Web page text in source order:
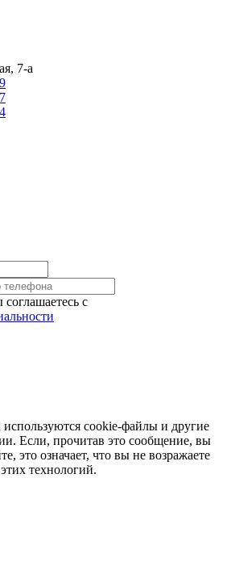
7-а
с
cookie-файлы и другие
Если, прочитав это сообщение, вы
это означает, что вы не возражаете
технологий.